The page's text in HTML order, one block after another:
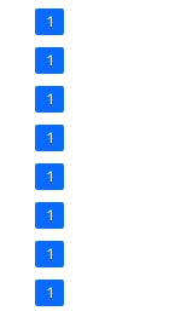
1
1
1
1
1
1
1
1